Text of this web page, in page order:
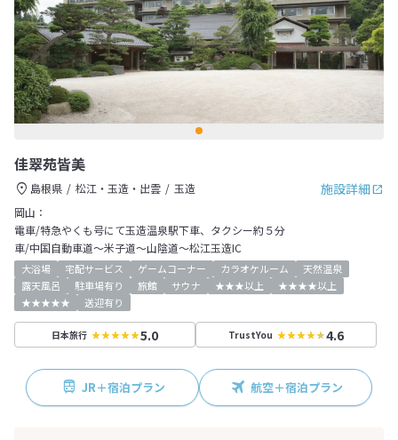
佳翠苑皆美
施設詳細
島根県 松江・玉造・出雲
玉造
岡山：
電車/特急やくも号にて玉造温泉駅下車、タクシー約５分
車/中国自動車道～米子道～山陰道～松江玉造IC
大浴場 宅配サービス ゲームコーナー カラオケルーム
天然温泉
露天風呂
駐車場有り 旅館 サウナ ★★★以上
★★★★以上
★★★★★
送迎有り
日本旅行 5.0 TrustYou 4.6
JR＋宿泊プラン 航空＋宿泊プラン